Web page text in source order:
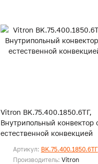
Vitron BK.75.400.1850.6ТГ,
Внутрипольный конвектор
естественной конвекцией
Артикул: BK.75.400.1850.6ТГ
Производитель: Vitron